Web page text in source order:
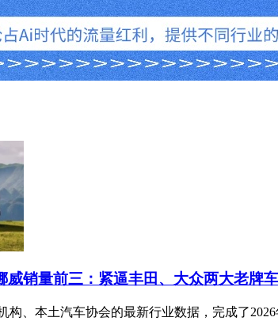
威销量前三：紧逼丰田、大众两大老牌
构、本土汽车协会的最新行业数据，完成了